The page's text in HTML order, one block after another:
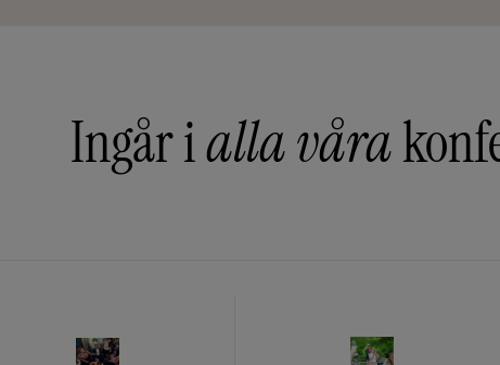
Ingår ialla våra